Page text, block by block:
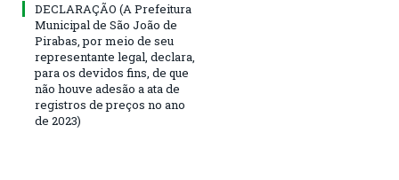
DECLARAÇÃO (A Prefeitura
Municipal de São João de
Pirabas, por meio de seu
representante legal, declara,
para os devidos fins, de que
não houve adesão a ata de
registros de preços no ano
de 2023)